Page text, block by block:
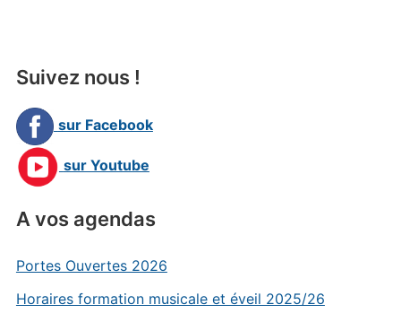
Suivez nous !
sur Facebook
sur Youtube
A vos agendas
Portes Ouvertes 2026
Horaires formation musicale et éveil 2025/26